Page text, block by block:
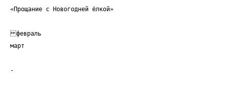
«Прощание с Новогодней ёлкой»
февраль
март
-